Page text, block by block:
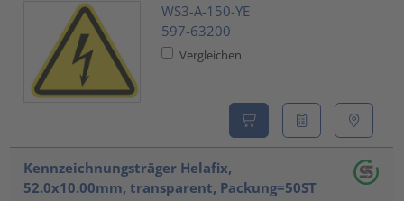
WS3-A-150-YE
597-63200
Vergleichen
Kennzeichnungsträger Helafix,
52.0x10.00mm, transparent, Packung=50ST